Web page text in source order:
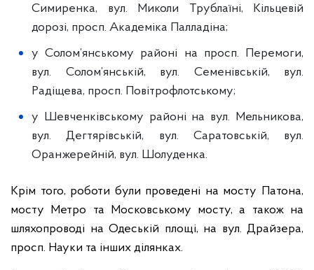
Симиренка, вул. Миколи Трублаїні, Кільцевій
дорозі, просп. Академіка Палладіна;
у Солом’янському районі на просп. Перемоги,
вул. Солом’янській, вул. Семенівській, вул.
Радіщева, просп. Повітрофлотському;
у Шевченківському районі на вул. Мельникова,
вул. Дегтярівській, вул. Саратовській, вул.
Оранжерейній, вул. Шолуденка.
Крім того, роботи були проведені на мосту Патона,
мосту Метро та Московському мосту, а також на
шляхопроводі на Одеській площі, на вул. Драйзера,
просп. Науки та інших ділянках.